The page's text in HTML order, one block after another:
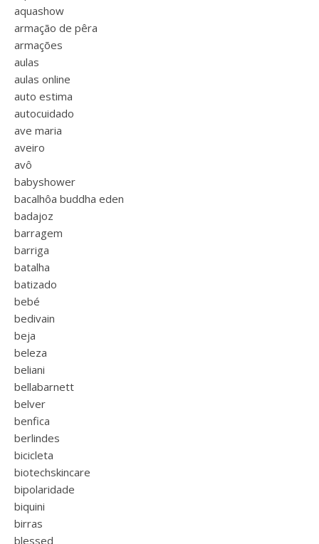
aquashow
armação de pêra
armações
aulas
aulas online
auto estima
autocuidado
ave maria
aveiro
avô
babyshower
bacalhôa buddha eden
badajoz
barragem
barriga
batalha
batizado
bebé
bedivain
beja
beleza
beliani
bellabarnett
belver
benfica
berlindes
bicicleta
biotechskincare
bipolaridade
biquini
birras
blessed